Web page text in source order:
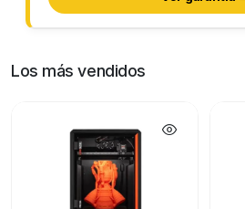
Los más vendidos